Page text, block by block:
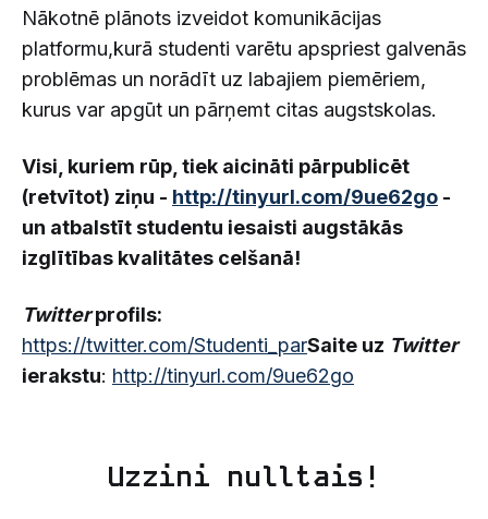
Nākotnē plānots izveidot komunikācijas
platformu,kurā studenti varētu apspriest galvenās
problēmas un norādīt uz labajiem piemēriem,
kurus var apgūt un pārņemt citas augstskolas.
Visi, kuriem rūp, tiek aicināti pārpublicēt
(retvītot) ziņu - http://tinyurl.com/9ue62go -
un atbalstīt studentu iesaisti augstākās
izglītības kvalitātes celšanā!
Twitterprofils:
https://twitter.com/Studenti_parSaite uz Twitter
ierakstu: http://tinyurl.com/9ue62go
Uzzini nulltais!